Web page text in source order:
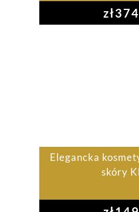
zł
Elegancka
skóry